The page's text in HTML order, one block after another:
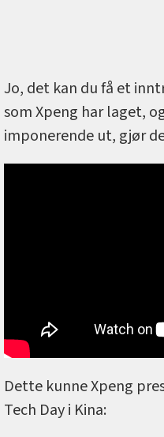
Jo, det kan du få et
som Xpeng har laget,
imponerende ut, gjør
Dette kunne Xpeng
Tech Day i Kina: